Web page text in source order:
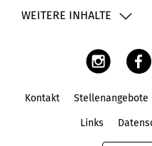
WEITERE INHALTE
Kontakt Stellenangebote
Links